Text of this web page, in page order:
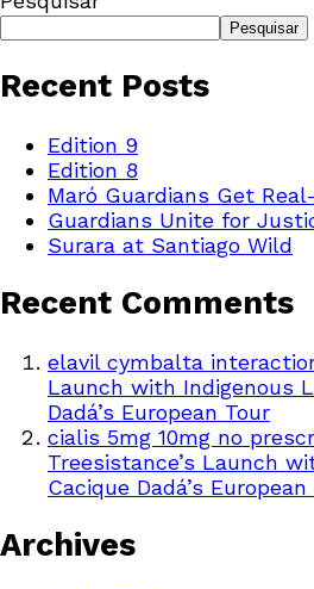
Pesquisar
Recent Posts
Edition 9
Edition 8
Maró Guardians Get
Guardians Unite for
Surara at Santiago Wild
Recent Comments
elavil cymbalta
Launch with Indigenous
Dadá’s European Tour
cialis 5mg 10mg no
Treesistance’s Launch
Cacique Dadá’s European
Archives